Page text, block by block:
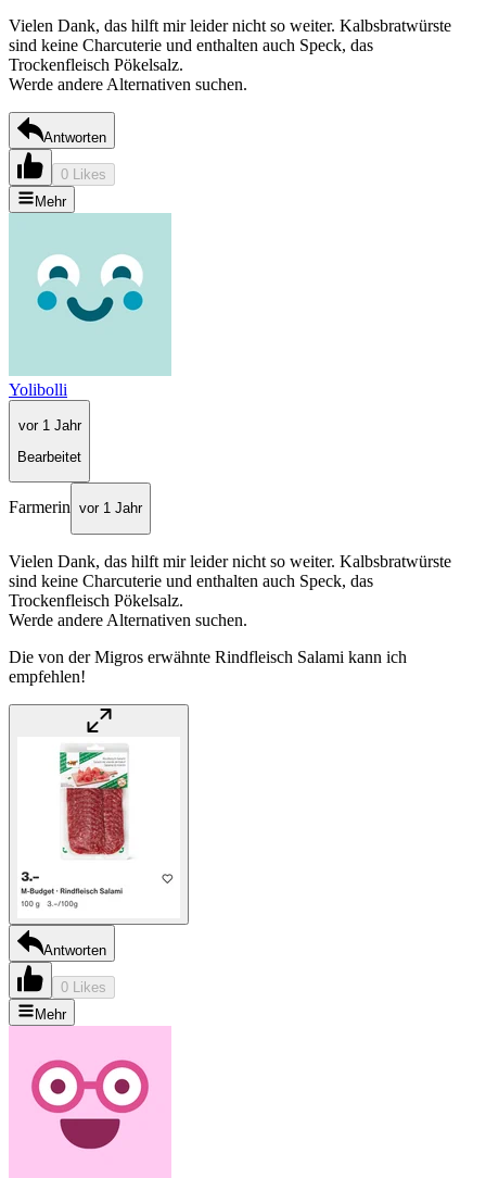
Vielen Dank, das hilft mir leider nicht so weiter. Kalbsbratwürste
sind keine Charcuterie und enthalten auch Speck, das
Trockenfleisch Pökelsalz.
Werde andere Alternativen suchen.
Antworten
0 Likes
Mehr
Yolibolli
vor 1 Jahr
Bearbeitet
Farmerin vor 1 Jahr
Vielen Dank, das hilft mir leider nicht so weiter. Kalbsbratwürste
sind keine Charcuterie und enthalten auch Speck, das
Trockenfleisch Pökelsalz.
Werde andere Alternativen suchen.
Die von der Migros erwähnte Rindfleisch Salami kann ich
empfehlen!
Antworten
0 Likes
Mehr